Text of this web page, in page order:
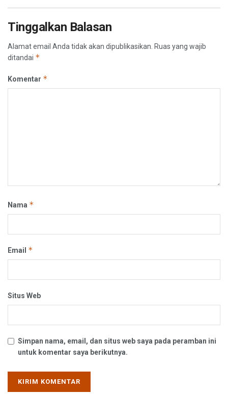
Tinggalkan Balasan
Alamat email Anda tidak akan dipublikasikan. Ruas yang wajib
ditandai *
Komentar *
Nama *
Email *
Situs Web
Simpan nama, email, dan situs web saya pada peramban ini
untuk komentar saya berikutnya.